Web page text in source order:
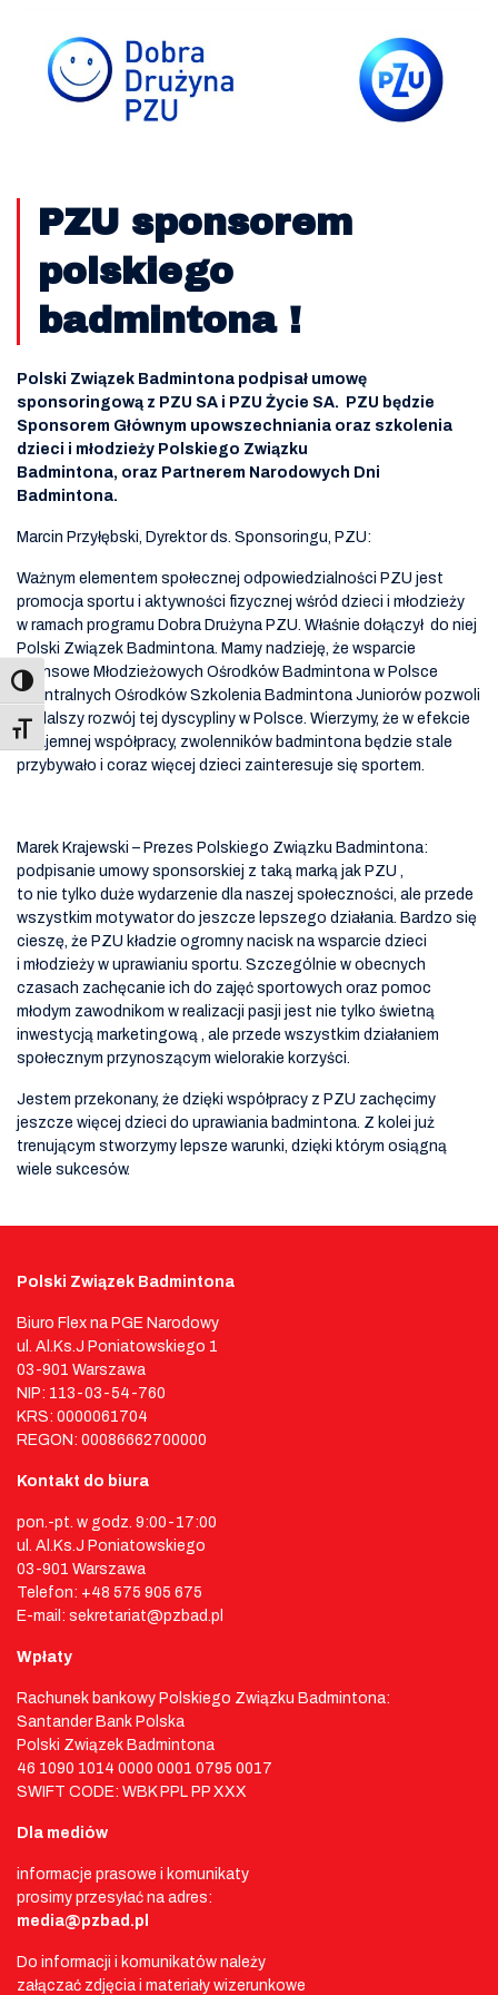
Toggle Font size
PZU sponsorem
polskiego
badmintona !
Polski Związek Badmintona podpisał umowę
sponsoringową z PZU SA i PZU Życie SA. PZU będzie
Sponsorem Głównym upowszechniania oraz szkolenia
dzieci i młodzieży Polskiego Związku
Badmintona, oraz Partnerem Narodowych Dni
Badmintona.
Marcin Przyłębski, Dyrektor ds. Sponsoringu, PZU:
Ważnym elementem społecznej odpowiedzialności PZU jest
promocja sportu i aktywności fizycznej wśród dzieci i młodzieży
w ramach programu Dobra Drużyna PZU. Właśnie dołączył do niej
Polski Związek Badmintona. Mamy nadzieję, że wsparcie
finansowe Młodzieżowych Ośrodków Badmintona w Polsce
i Centralnych Ośrodków Szkolenia Badmintona Juniorów pozwoli
na dalszy rozwój tej dyscypliny w Polsce. Wierzymy, że w efekcie
wzajemnej współpracy, zwolenników badmintona będzie stale
przybywało i coraz więcej dzieci zainteresuje się sportem.
Marek Krajewski – Prezes Polskiego Związku Badmintona:
podpisanie umowy sponsorskiej z taką marką jak PZU ,
to nie tylko duże wydarzenie dla naszej społeczności, ale przede
wszystkim motywator do jeszcze lepszego działania. Bardzo się
cieszę, że PZU kładzie ogromny nacisk na wsparcie dzieci
i młodzieży w uprawianiu sportu. Szczególnie w obecnych
czasach zachęcanie ich do zajęć sportowych oraz pomoc
młodym zawodnikom w realizacji pasji jest nie tylko świetną
inwestycją marketingową , ale przede wszystkim działaniem
społecznym przynoszącym wielorakie korzyści.
Jestem przekonany, że dzięki współpracy z PZU zachęcimy
jeszcze więcej dzieci do uprawiania badmintona. Z kolei już
trenującym stworzymy lepsze warunki, dzięki którym osiągną
wiele sukcesów.
Polski Związek Badmintona
Biuro Flex na PGE Narodowy
ul. Al.Ks.J Poniatowskiego 1
03-901 Warszawa
NIP: 113-03-54-760
KRS: 0000061704
REGON: 00086662700000
Kontakt do biura
pon.-pt. w godz. 9:00-17:00
ul. Al.Ks.J Poniatowskiego
03-901 Warszawa
Telefon: +48 575 905 675
E-mail: sekretariat@pzbad.pl
Wpłaty
Rachunek bankowy Polskiego Związku Badmintona:
Santander Bank Polska
Polski Związek Badmintona
46 1090 1014 0000 0001 0795 0017
SWIFT CODE: WBK PPL PP XXX
Dla mediów
informacje prasowe i komunikaty
prosimy przesyłać na adres:
media@pzbad.pl
Do informacji i komunikatów należy
załączać zdjęcia i materiały wizerunkowe